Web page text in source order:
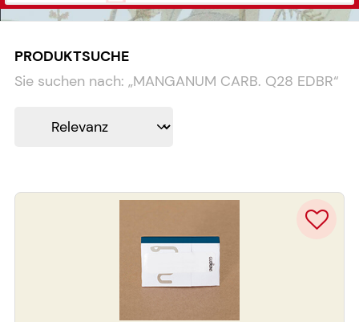
PRODUKTSUCHE
Sie suchen nach: „MANGANUM CARB. Q28 EDBR“